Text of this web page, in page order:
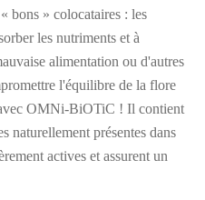
bons » colocataires : les
les nutriments et à
alimentation ou d'autres
l'équilibre de la flore
OMNi-BiOTiC ! Il contient
naturellement présentes dans
actives et assurent un